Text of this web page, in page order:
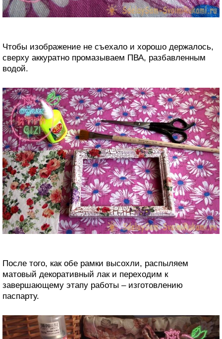
Чтобы изображение не съехало и хорошо держалось,
сверху аккуратно промазываем ПВА, разбавленным
водой.
После того, как обе рамки высохли, распыляем
матовый декоративный лак и переходим к
завершающему этапу работы – изготовлению
паспарту.